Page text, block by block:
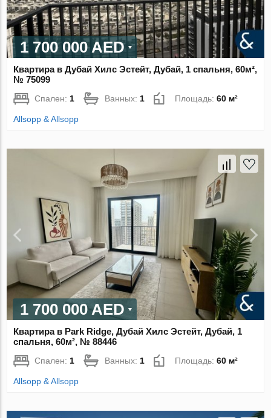
1 700 000 AED
Квартира в Дубай Хилс Эстейт, Дубай, 1 спальня, 60м²,
№ 75099
Спален: 1 Ванных: 1 Площадь:60 м²
Allsopp & Allsopp
1 700 000 AED
Квартира в Park Ridge, Дубай Хилс Эстейт, Дубай, 1
спальня, 60м², № 88446
Спален: 1 Ванных: 1 Площадь:60 м²
Allsopp & Allsopp